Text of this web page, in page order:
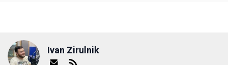
Ivan Zirulnik